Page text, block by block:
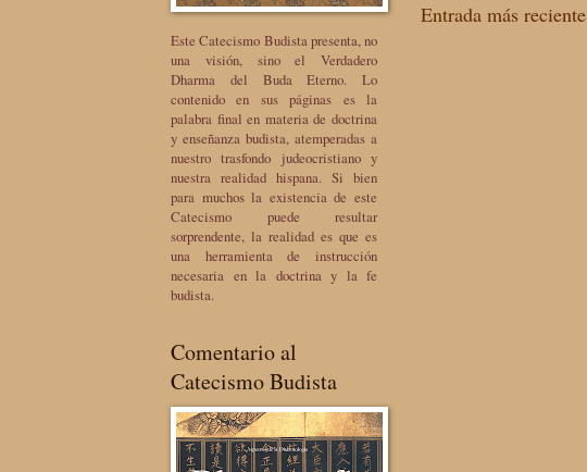
Entrada más reciente
Este Catecismo Budista presenta, no
una visión, sino el Verdadero
Dharma del Buda Eterno. Lo
contenido en sus páginas es la
palabra final en materia de doctrina
y enseñanza budista, atemperadas a
nuestro trasfondo judeocristiano y
nuestra realidad hispana. Si bien
para muchos la existencia de este
Catecismo puede resultar
sorprendente, la realidad es que es
una herramienta de instrucción
necesaria en la doctrina y la fe
budista.
Comentario al
Catecismo Budista